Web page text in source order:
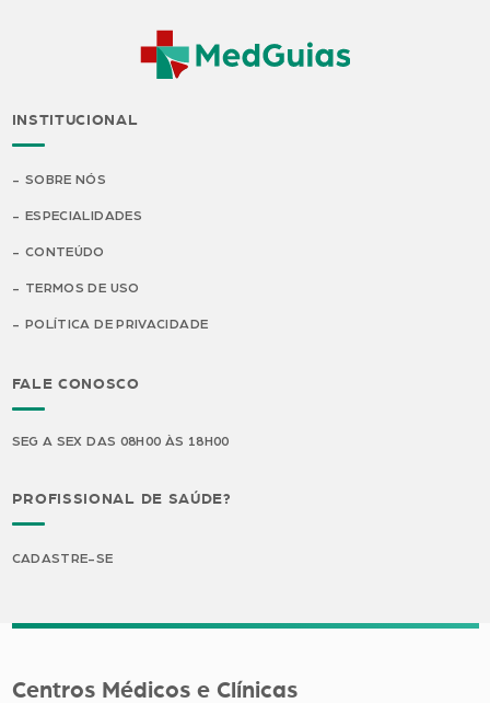
INSTITUCIONAL
SOBRE NÓS
ESPECIALIDADES
CONTEÚDO
TERMOS DE USO
POLÍTICA DE PRIVACIDADE
FALE CONOSCO
SEG A SEX DAS 08H00 ÀS 18H00
PROFISSIONAL DE SAÚDE?
CADASTRE-SE
Centros Médicos e Clínicas